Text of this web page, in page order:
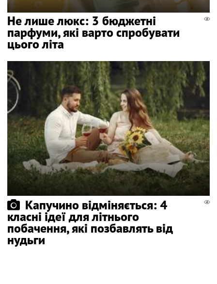
Не лише люкс: 3 бюджетні
парфуми, які варто спробувати
цього літа
Капучино відміняється: 4
класні ідеї для літнього
побачення, які позбавлять від
нудьги